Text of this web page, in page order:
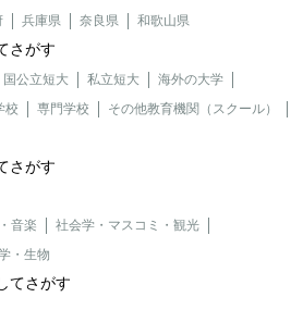
兵庫県 奈良県 和歌山県
さがす
国公立短大 私立短大
海外の大学
校
専門学校
その他教育機関（スクール）
さがす
音楽
社会学・マスコミ・観光
・生物
てさがす